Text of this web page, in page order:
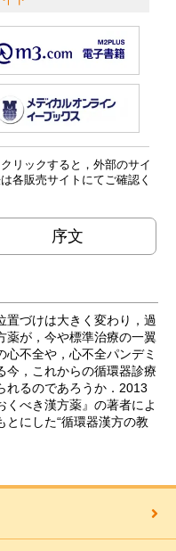
リックすると，外部のサイ
各販売サイトにてご確認く
序文
置づけは大きく変わり，過
薬が，今や標準治療の一翼
不全や，心不全パンデミ
今，これからの循環器診療
れるのであろうか．2013
べき漢方薬』の著者によ
にした“循環器漢方の教